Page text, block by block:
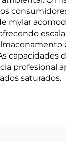
mylar
capacidades
profesional
saturados.